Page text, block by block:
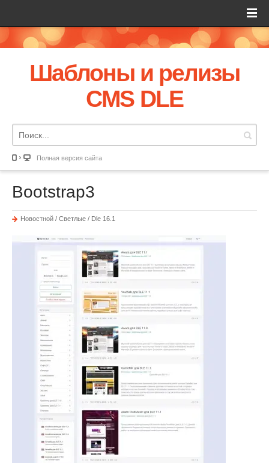
Шаблоны и релизы
CMS DLE
Полная версия сайта
Bootstrap3
Новостной / Светлые / Dle 16.1